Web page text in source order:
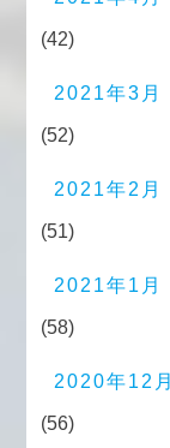
(42)
2021年3月
(52)
2021年2月
(51)
2021年1月
(58)
2020年12月
(56)